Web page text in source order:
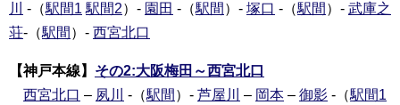
川
-（駅間1 駅間2）- 園田 -（駅間 ）- 塚口 -（駅間 ）- 武庫之
荘-（駅間 ）- 西宮北口
【神戸本線】 その2:大阪梅田～西宮北口
西宮北口 – 夙川 -（駅間 ）- 芦屋川 – 岡本 – 御影 -（駅間1